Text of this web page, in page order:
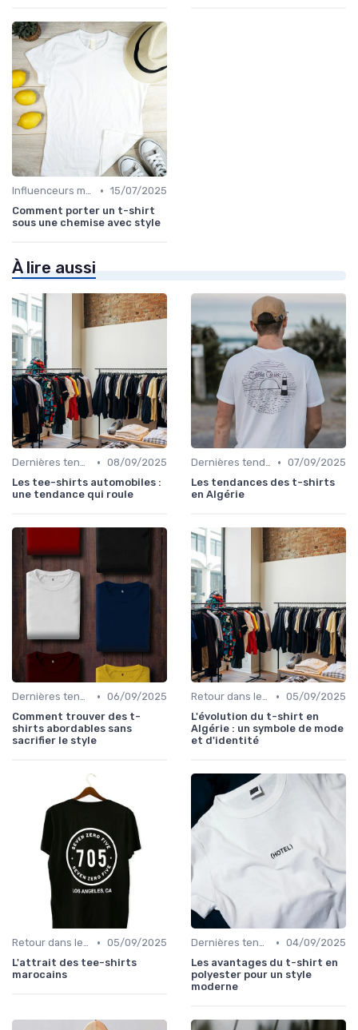
Influenceurs mode • 15/07/2025
Comment porter un t-shirt
sous une chemise avec style
À lire aussi
Dernières tendances • 08/09/2025
Les tee-shirts automobiles :
une tendance qui roule
Dernières tendances • 07/09/2025
Les tendances des t-shirts
en Algérie
Dernières tendances • 06/09/2025
Comment trouver des t-
shirts abordables sans
sacrifier le style
Retour dans le temps • 05/09/2025
L'évolution du t-shirt en
Algérie : un symbole de mode
et d'identité
Retour dans le temps • 05/09/2025
L'attrait des tee-shirts
marocains
Dernières tendances • 04/09/2025
Les avantages du t-shirt en
polyester pour un style
moderne